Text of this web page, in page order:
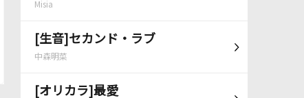
Misia
[生音]セカンド・ラブ
中森明菜
[オリカラ]最愛